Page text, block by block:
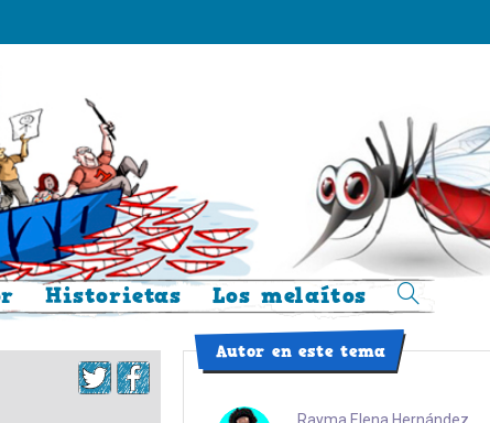
Historietas Los melaítos
Alternar
de
web
Autor en este tema
Rayma Elena Hernández